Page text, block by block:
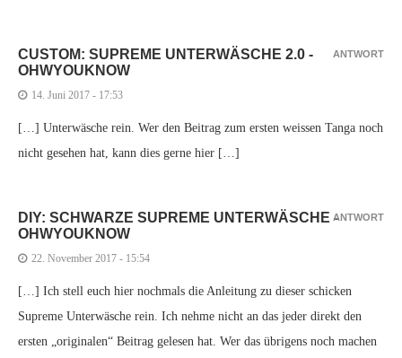
CUSTOM: SUPREME UNTERWÄSCHE 2.0 -
OHWYOUKNOW
14. Juni 2017 - 17:53
[…] Unterwäsche rein. Wer den Beitrag zum ersten weissen Tanga noch
nicht gesehen hat, kann dies gerne hier […]
ANTWORT
DIY: SCHWARZE SUPREME UNTERWÄSCHE -
OHWYOUKNOW
22. November 2017 - 15:54
[…] Ich stell euch hier nochmals die Anleitung zu dieser schicken
Supreme Unterwäsche rein. Ich nehme nicht an das jeder direkt den
ersten „originalen“ Beitrag gelesen hat. Wer das übrigens noch machen
ANTWORT